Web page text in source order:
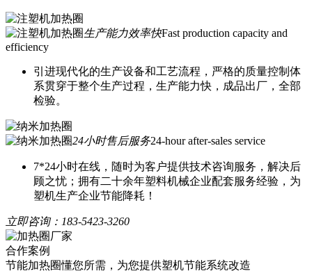
生产能力效率快Fast production capacity and
efficiency
引进现代化的生产设备和工艺流程，严格的质量控制体
系贯穿于整个生产过程，生产能力快，成品出厂，全部
检验。
24小时售后服务24-hour after-sales service
7*24小时在线，随时为客户提供技术咨询服务，解决后
顾之忧；拥有二十余年塑料机械企业配套服务经验，为
塑机生产企业节能降耗！
立即咨询： 183-5423-3260
合作案例
节能加热圈懂您所需，为您提供塑机节能系统改造